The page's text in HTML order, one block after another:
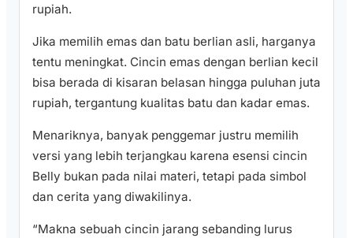
rupiah.
Jika memilih emas dan batu berlian asli, harganya
tentu meningkat. Cincin emas dengan berlian kecil
bisa berada di kisaran belasan hingga puluhan juta
rupiah, tergantung kualitas batu dan kadar emas.
Menariknya, banyak penggemar justru memilih
versi yang lebih terjangkau karena esensi cincin
Belly bukan pada nilai materi, tetapi pada simbol
dan cerita yang diwakilinya.
“Makna sebuah cincin jarang sebanding lurus